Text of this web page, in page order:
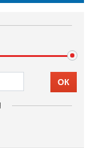
ОК